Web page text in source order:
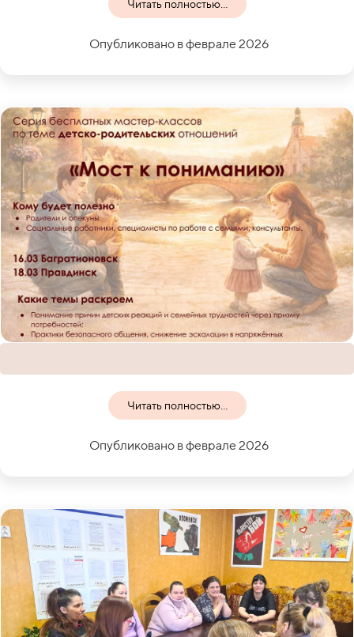
Читать полностью...
Опубликовано в феврале 2026
Читать полностью...
Опубликовано в феврале 2026